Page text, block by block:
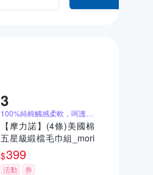
100%純棉觸感柔軟，呵護肌膚
【摩力諾】(4條)美國棉
五星級緞檔毛巾組_mori
no
$399
活動 券